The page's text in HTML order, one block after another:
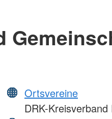
Ortsvereine
DRK-